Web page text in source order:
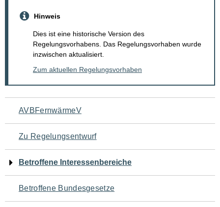
Hinweis
Dies ist eine historische Version des
Regelungsvorhabens. Das Regelungsvorhaben wurde
inzwischen aktualisiert.
Zum aktuellen Regelungsvorhaben
Navigation
für
den
Seiteninhalt
AVBFernwärmeV
Zu Regelungsentwurf
Betroffene Interessenbereiche
Betroffene Bundesgesetze